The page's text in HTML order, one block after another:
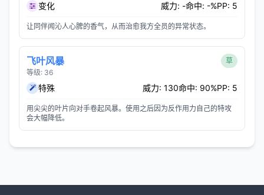
变化 威力: -命中: -%PP: 5
让同伴闻沁人心脾的香气，从而治愈我方全员的异常状态。
飞叶风暴
等级: 36
草
特殊 威力: 130命中: 90%PP: 5
用尖尖的叶片向对手卷起风暴。使用之后因为反作用力自己的特攻
会大幅降低。